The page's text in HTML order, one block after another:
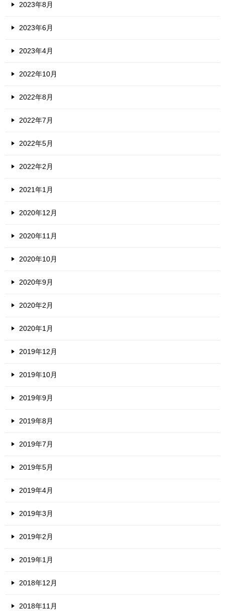
2023年8月
2023年6月
2023年4月
2022年10月
2022年8月
2022年7月
2022年5月
2022年2月
2021年1月
2020年12月
2020年11月
2020年10月
2020年9月
2020年2月
2020年1月
2019年12月
2019年10月
2019年9月
2019年8月
2019年7月
2019年5月
2019年4月
2019年3月
2019年2月
2019年1月
2018年12月
2018年11月